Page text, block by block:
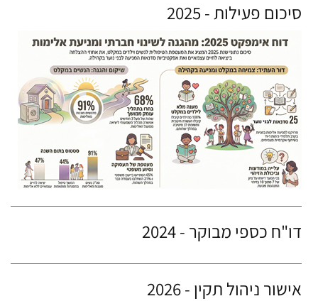
סיכום פעילות - 2025
דו"ח כספי מבוקר - 2024
אישור ניהול תקין - 2026